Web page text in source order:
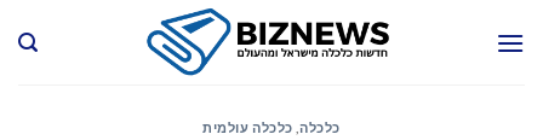
כלכלה, כלכלה עולמית